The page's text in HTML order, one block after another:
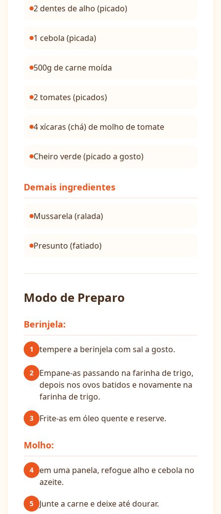
2 dentes de alho (picado)
1 cebola (picada)
500g de carne moída
2 tomates (picados)
4 xícaras (chá) de molho de tomate
Cheiro verde (picado a gosto)
Demais ingredientes
Mussarela (ralada)
Presunto (fatiado)
Modo de Preparo
Berinjela:
1 tempere a berinjela com sal a gosto.
2
Empane-as passando na farinha de trigo,
depois nos ovos batidos e novamente na
farinha de trigo.
3 Frite-as em óleo quente e reserve.
Molho:
4
em uma panela, refogue alho e cebola no
azeite.
5 Junte a carne e deixe até dourar.